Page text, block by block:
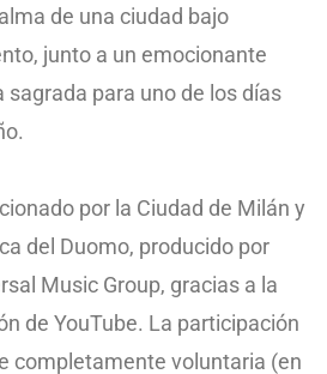
de una ciudad bajo
junto a un emocionante
para uno de los días
por la Ciudad de Milán y
del Duomo, producido por
Music Group, gracias a la
de YouTube. La participación
completamente voluntaria (en